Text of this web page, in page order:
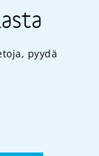
pyydä